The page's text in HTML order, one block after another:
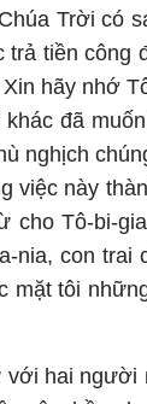
Trời có
tiền công
hãy nhớ
đã
nghịch
việc này
cho Tô-bi-
nia, con trai
mặt tôi
với hai người